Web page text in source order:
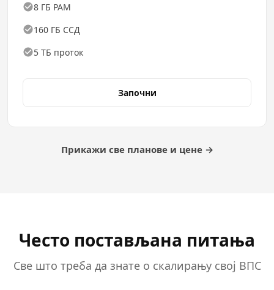
8 ГБ РАМ
160 ГБ ССД
5 ТБ проток
Започни
Прикажи све планове и цене →
Често постављана питања
Све што треба да знате о скалирању свој ВПС